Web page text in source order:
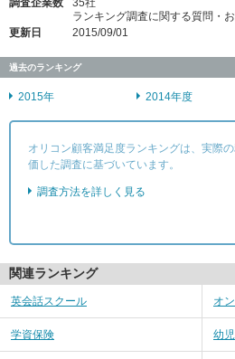
調査企業数
35社
ランキング調査に関する質問・
更新日
2015/09/01
過去のランキング
2015年 2014年度
オリコン顧客満足度ランキングは、実際
価した調査に基づいています。
調査方法を詳しく見る
関連ランキング
英会話スクール オ
学資保険 幼